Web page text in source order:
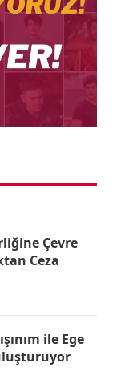
Çevre
Ceza
ile Ege